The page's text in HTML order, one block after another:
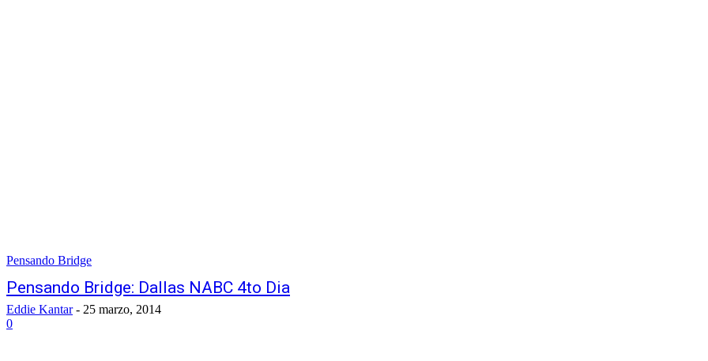
Pensando Bridge
Pensando Bridge: Dallas NABC 4to Dia
Eddie Kantar - 25 marzo, 2014
0